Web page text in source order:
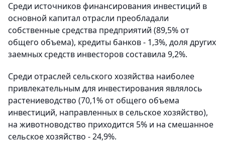
Среди источников финансирования инвестиций в
основной капитал отрасли преобладали
собственные средства предприятий (89,5% от
общего объема), кредиты банков - 1,3%, доля других
заемных средств инвесторов составила 9,2%.
Среди отраслей сельского хозяйства наиболее
привлекательным для инвестирования являлось
растениеводство (70,1% от общего объема
инвестиций, направленных в сельское хозяйство),
на животноводство приходится 5% и на смешанное
сельское хозяйство - 24,9%.